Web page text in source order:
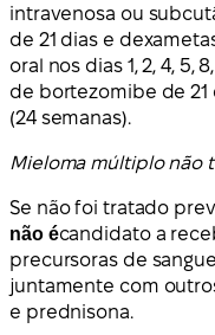
intravenosa ou
de 21 dias e
oral nos dias 1, 2, 4, 5,
de bortezomibe de 21
(24 semanas).
Mieloma múltiplo não
Se não foi tratado
não écandidato a
precursoras de
juntamente com
e prednisona.